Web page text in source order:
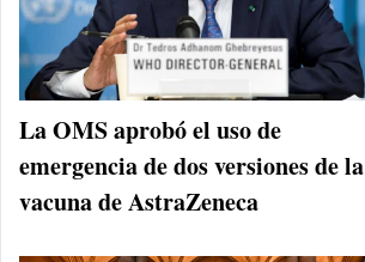
La OMS aprobó el uso de
emergencia de dos versiones de la
vacuna de AstraZeneca